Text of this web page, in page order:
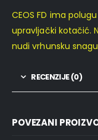
CEOS FD ima
upravljački kotačić.
nudi vrhunsku
RECENZIJE (0)
POVEZANI